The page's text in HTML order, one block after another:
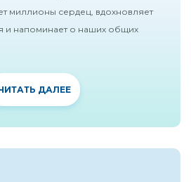
миллионы сердец, вдохновляет
и напоминает о наших общих
ДАЛЕЕ